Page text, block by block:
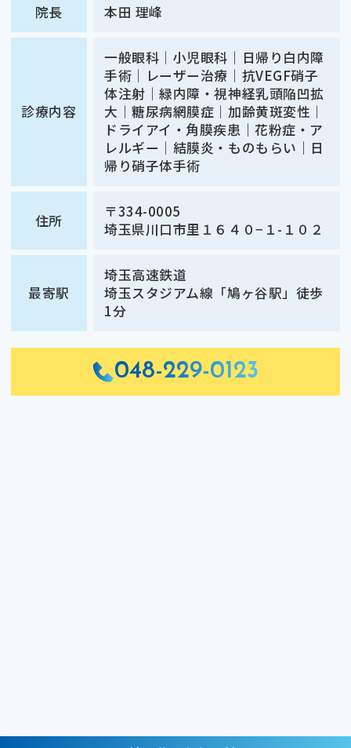
院長 本田 理峰
診療内容
一般眼科｜小児眼科｜日帰り白内障
手術｜レーザー治療｜抗VEGF硝子
体注射｜緑内障・視神経乳頭陥凹拡
大｜糖尿病網膜症｜加齢黄斑変性｜
ドライアイ・角膜疾患｜花粉症・ア
レルギー｜結膜炎・ものもらい｜日
帰り硝子体手術
住所
〒334-0005
埼玉県川口市里１６４０−１-１０２
最寄駅
埼玉高速鉄道
埼玉スタジアム線「鳩ヶ谷駅」徒歩
1分
048-229-0123